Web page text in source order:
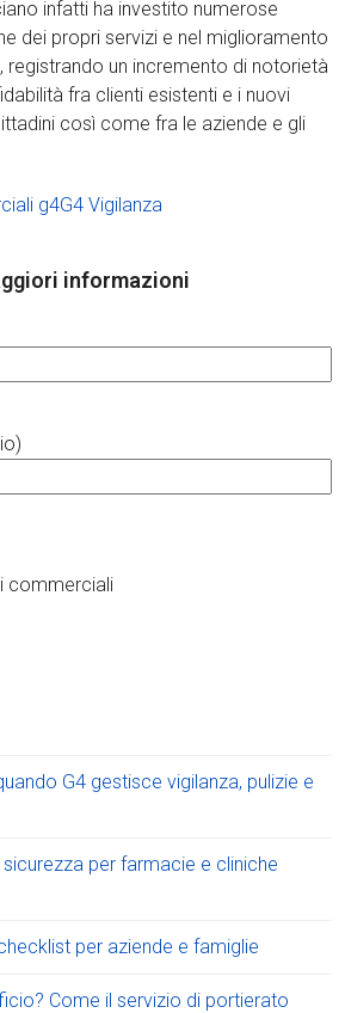
infatti ha investito numerose
dei propri servizi e nel miglioramento
registrando un incremento di notorietà
fra clienti esistenti e i nuovi
così come fra le aziende e gli
g4G4 Vigilanza
informazioni
commerciali
G4 gestisce vigilanza, pulizie e
per farmacie e cliniche
per aziende e famiglie
Come il servizio di portierato